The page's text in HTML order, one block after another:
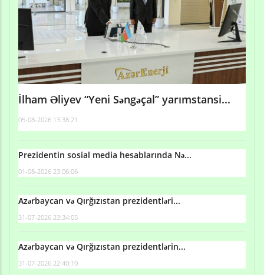
İlham Əliyev “Yeni Səngəçal” yarımstansi...
05-08-2026 13:38:21
Prezidentin sosial media hesablarında Nə...
01-08-2026 23:06:06
Azərbaycan və Qırğızıstan prezidentləri...
31-07-2026 23:34:05
Azərbaycan və Qırğızıstan prezidentlərin...
31-07-2026 22:40:10